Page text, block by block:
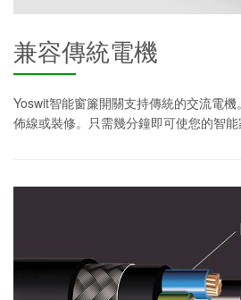
兼容傳統電機
Yoswit智能窗簾開關支持傳統的交流電
佈線或裝修。只需幾分鐘即可使您的智能